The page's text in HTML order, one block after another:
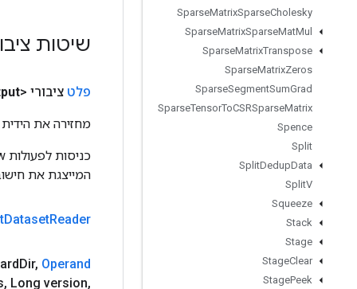
SparseMatrixSparseCholesky
SparseMatrixSparseMatMul
SparseMatrixTranspose
SparseMatrixZeros
SparseSegmentSumGrad
SparseTensorToCSRSparseMatrix
Spence
Split
SplitDedupData
SplitV
Squeeze
Stack
Stage
StageClear
StagePeek
שיטות
פלט ציבורי <Object>
מחזירה את
המייצגת את
DatasetReader
Dir, Operand
, Long version,